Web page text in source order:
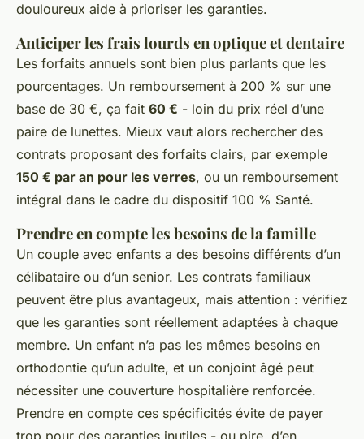
douloureux aide à prioriser les garanties.
Anticiper les frais lourds en optique et dentaire
Les forfaits annuels sont bien plus parlants que les
pourcentages. Un remboursement à 200 % sur une
base de 30 €, ça fait 60 € - loin du prix réel d’une
paire de lunettes. Mieux vaut alors rechercher des
contrats proposant des forfaits clairs, par exemple
150 € par an pour les verres, ou un remboursement
intégral dans le cadre du dispositif 100 % Santé.
Prendre en compte les besoins de la famille
Un couple avec enfants a des besoins différents d’un
célibataire ou d’un senior. Les contrats familiaux
peuvent être plus avantageux, mais attention : vérifiez
que les garanties sont réellement adaptées à chaque
membre. Un enfant n’a pas les mêmes besoins en
orthodontie qu’un adulte, et un conjoint âgé peut
nécessiter une couverture hospitalière renforcée.
Prendre en compte ces spécificités évite de payer